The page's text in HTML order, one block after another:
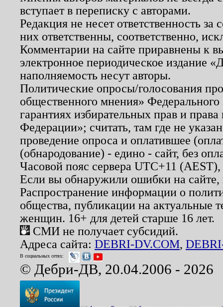
вступает в переписку с авторами.
Редакция не несет ответственность
них ответственны, соответственно,
Комментарии на сайте приравнены к
электронное периодическое издание
наполняемость несут авторы.
Политические опросы/голосования
общественного мнения»
гарантиях избирательных прав и
Федерации»; считать, там где не
проведение опроса и оплатившее
(обнародование) - едино - сайт, без
Часовой пояс сервера UTC+11
Если вы обнаружили ошибки на
Распространение информации о
общества, публикации на актуальные
женщин. 16+ для детей старше 16 лет.
СМИ не получает субсидий.
Адреса сайта: DEBRI-DV.COM,
В социальных сетях:
© Дебри-ДВ, 20.04.2006 - 2026